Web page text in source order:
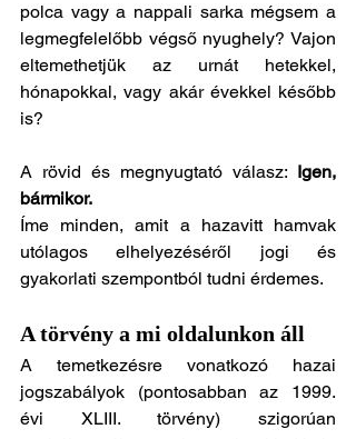
polca vagy a nappali sarka mégsem a
legmegfelelőbb végső nyughely? Vajon
eltemethetjük az urnát hetekkel,
hónapokkal, vagy akár évekkel később
is?
A rövid és megnyugtató válasz: Igen,
bármikor.
Íme minden, amit a hazavitt hamvak
utólagos elhelyezéséről jogi és
gyakorlati szempontból tudni érdemes.
A törvény a mi oldalunkon áll
A temetkezésre vonatkozó hazai
jogszabályok (pontosabban az 1999.
évi XLIII. törvény) szigorúan